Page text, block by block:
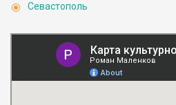
Севастополь